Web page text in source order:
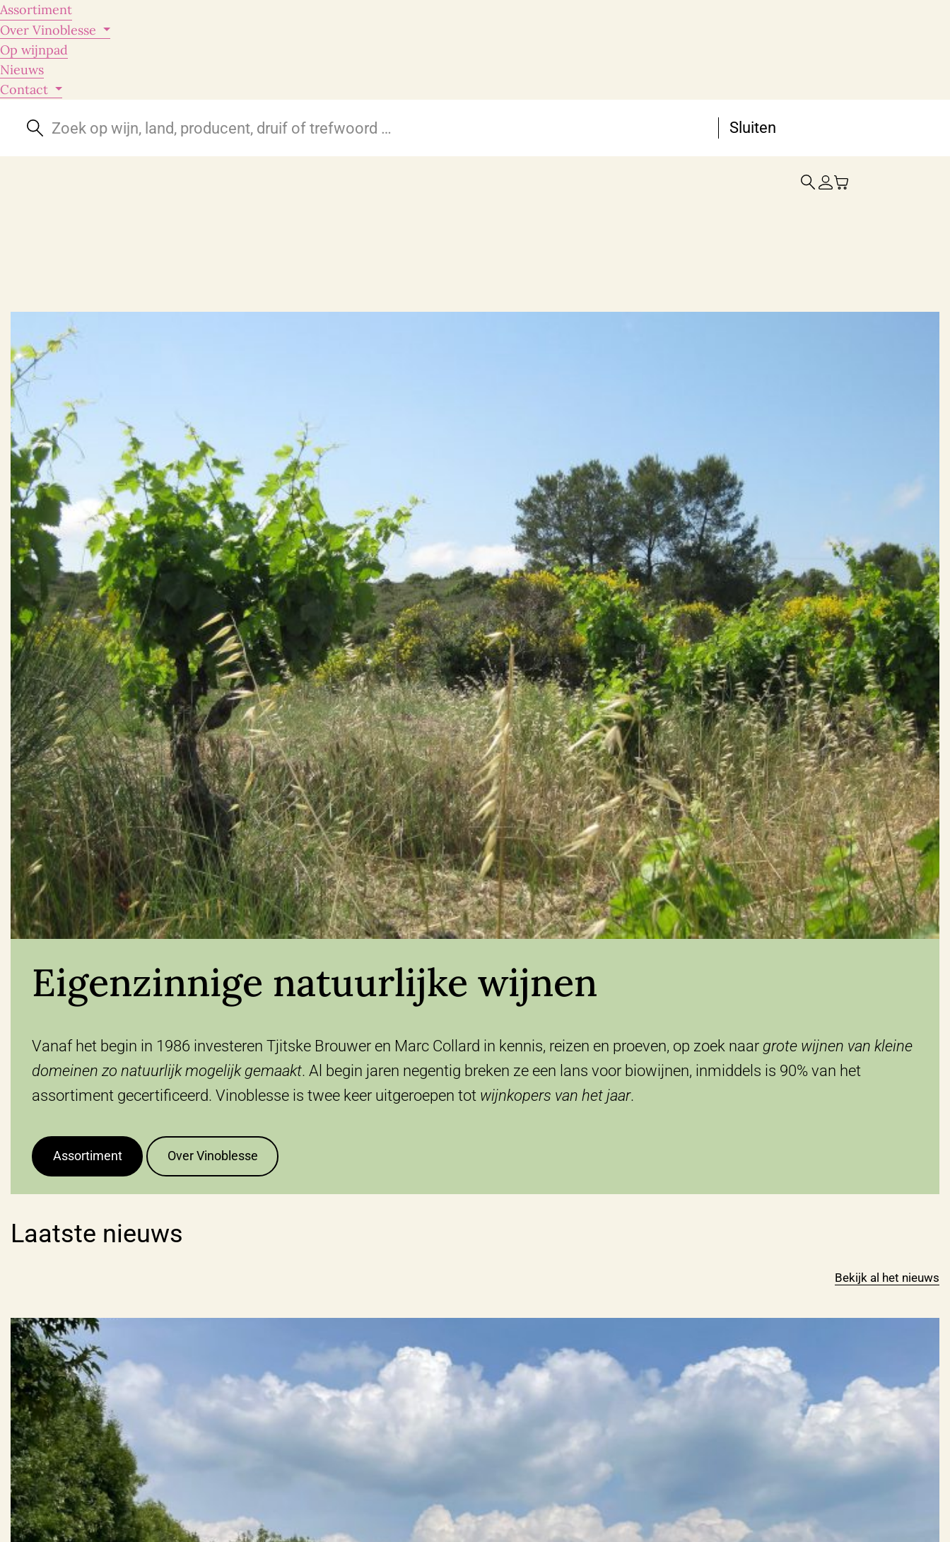
Assortiment
Over Vinoblesse
Op wijnpad
Nieuws
Contact
Sluiten
Eigenzinnige natuurlijke wijnen
Vanaf het begin in 1986 investeren Tjitske Brouwer en Marc Collard in kennis, reizen en proeven, op zoek naar grote wijnen van kleine
domeinen zo natuurlijk mogelijk gemaakt. Al begin jaren negentig breken ze een lans voor biowijnen, inmiddels is 90% van het
assortiment gecertificeerd. Vinoblesse is twee keer uitgeroepen tot wijnkopers van het jaar.
Assortiment Over Vinoblesse
Laatste nieuws
Bekijk al het nieuws